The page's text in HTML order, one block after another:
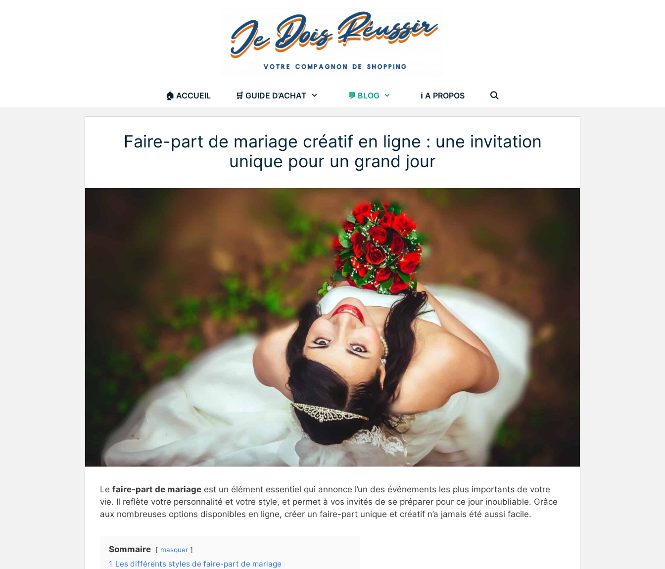
🏠 ACCUEIL 🛒 GUIDE D’ACHAT 💬 BLOG ℹ A PROPOS
Faire-part de mariage créatif en ligne : une invitation
unique pour un grand jour
Le faire-part de mariage est un élément essentiel qui annonce l’un des événements les plus importants de votre
vie. Il reflète votre personnalité et votre style, et permet à vos invités de se préparer pour ce jour inoubliable. Grâce
aux nombreuses options disponibles en ligne, créer un faire-part unique et créatif n’a jamais été aussi facile.
Sommaire masquer
1 Les différents styles de faire-part de mariage